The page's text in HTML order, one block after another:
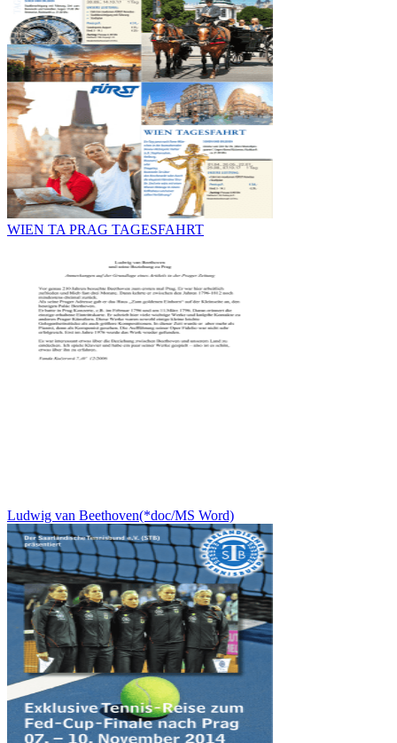
WIEN TA PRAG TAGESFAHRT
Ludwig van Beethoven(*doc/MS Word)